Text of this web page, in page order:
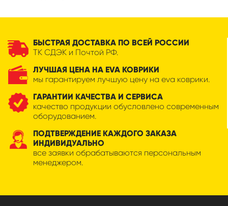
БЫСТРАЯ ДОСТАВКА ПО ВСЕЙ РОССИИ
ТК СДЭК и Почтой РФ.
ЛУЧШАЯ ЦЕНА НА EVA КОВРИКИ
мы гарантируем лучшую цену на eva коврики.
ГАРАНТИИ КАЧЕСТВА И СЕРВИСА
качество продукции обусловлено современным
оборудованием.
ПОДТВЕРЖДЕНИЕ КАЖДОГО ЗАКАЗА
ИНДИВИДУАЛЬНО
все заявки обрабатываются персональным
менеджером.